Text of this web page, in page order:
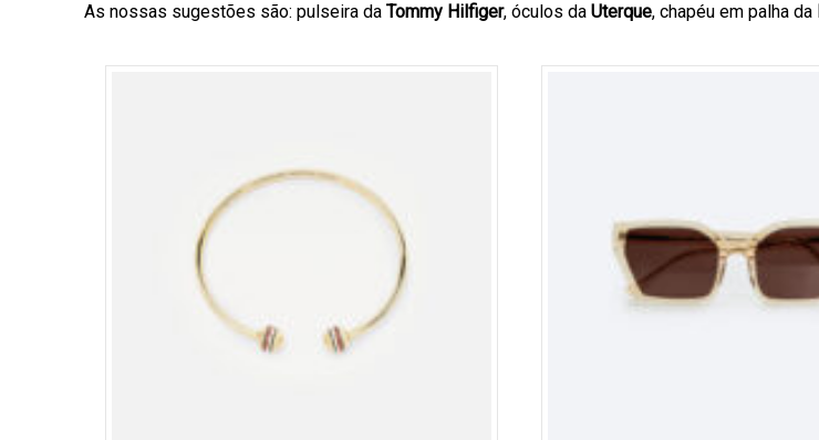
As nossas sugestões são: pulseira da Tommy Hilfiger, óculos da Uterque, chapéu em palha da